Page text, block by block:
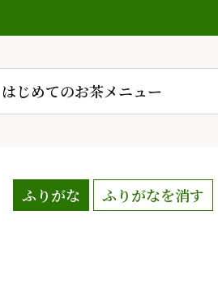
はじめてのお茶メニュー